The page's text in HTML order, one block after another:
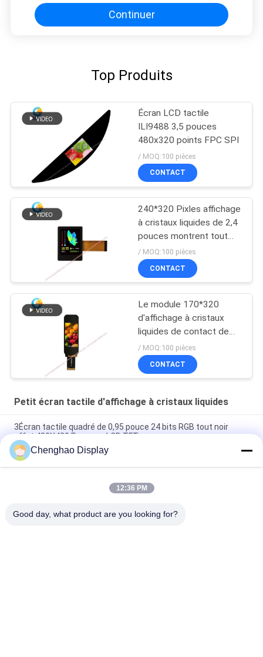
Continuer
Top Produits
Écran LCD tactile
ILI9488 3,5 pouces
480x320 points FPC SPI
/ MOQ:100 pièces
CONTACT
240*320 Pixles affichage
à cristaux liquides de 2,4
pouces montrent tout
l'angle de visualisation
avec I2C TP
/ MOQ:100 pièces
CONTACT
Le module 170*320
d'affichage à cristaux
liquides de contact de
1,9 IPS de pouce
pointille TFT avec 30 Pin
FPC
/ MOQ:100 pièces
CONTACT
Petit écran tactile d'affichage à cristaux liquides
3Écran tactile quadré de 0,95 pouce 24 bits RGB tout noir
effet 480X480 Panneau LCD TFT
Panneau d'affichage à écran tactile couleur de 3 pouces
800x268 pixels 25 broches IPS Tft Lcd Module
5Écran tactile LCD petit de 0,5 pouce 1080*1920 pixels 31
Chenghao Display
12:36 PM
Good day, what product are you looking for?